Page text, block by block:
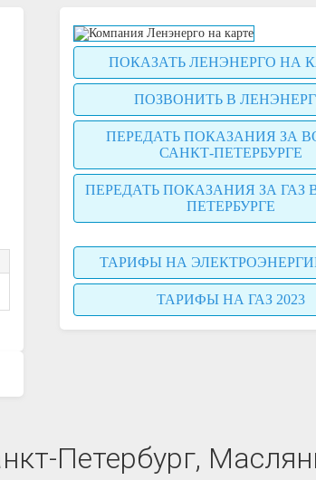
ПОКАЗАТЬ ЛЕНЭНЕРГО НА
ПОЗВОНИТЬ В
ПЕРЕДАТЬ ПОКАЗАНИЯ ЗА
САНКТ-ПЕТЕРБУРГЕ
ПЕРЕДАТЬ ПОКАЗАНИЯ ЗА ГАЗ
ПЕТЕРБУРГЕ
ТАРИФЫ НА
ТАРИФЫ НА ГАЗ 2023
Петербург,